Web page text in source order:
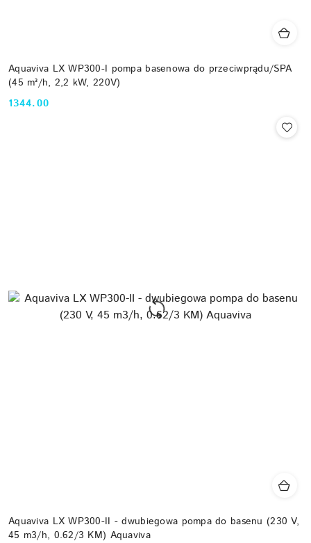
Aquaviva LX WP300-I pompa basenowa do przeciwprądu/SPA
(45 m³/h, 2,2 kW, 220V)
Cena:
1344.00
Aquaviva LX WP300-II - dwubiegowa pompa do basenu (230 V,
45 m3/h, 0.62/3 KM) Aquaviva